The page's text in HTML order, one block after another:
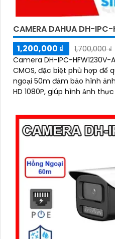
CAMERA DAHUA DH-
1,200,000 ₫
1,700,000 ₫
Camera DH-IPC-
CMOS, đặc biệt phù hợp để
ngoại 50m đảm bảo hình ảnh sắc nét. Camera có
HD 1080P, giúp hình ảnh